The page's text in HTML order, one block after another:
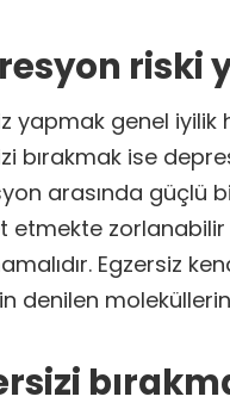
riski
yapmak genel iyilik
bırakmak ise
arasında güçlü
etmekte
Egzersiz
denilen